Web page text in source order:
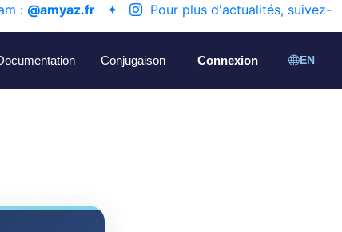
: @amyaz.fr ✦
Pour plus d'actualités, suivez-
Conjugaison Connexion EN